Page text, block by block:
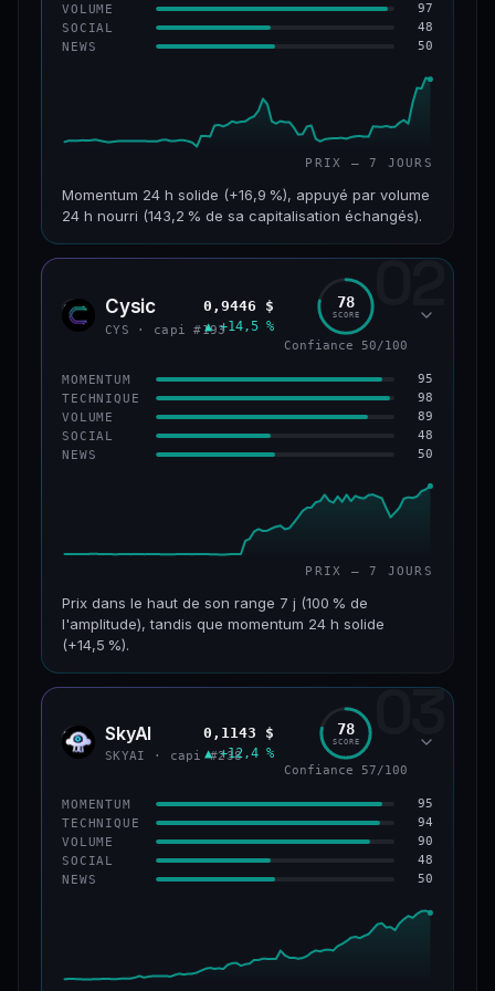
VOLUME 97
SOCIAL 48
NEWS 50
PRIX — 7 JOURS
Momentum 24 h solide (+16,9 %), appuyé par volume
24 h nourri (143,2 % de sa capitalisation échangés).
CAP. MARCHÉ VOLUME 24 H
VAR. 7 J VAR. 30 J
−10,2 %
VS ATH
−42,1 %
CONFIANCE 43/100
02
CYS Cysic
CYS · capi #193
0,9446 $
▲ +14,5 %
78
SCORE
Confiance 50/100
MOMENTUM 95
TECHNIQUE 98
VOLUME 89
SOCIAL 48
NEWS 50
PRIX — 7 JOURS
Prix dans le haut de son range 7 j (100 % de
l'amplitude), tandis que momentum 24 h solide
(+14,5 %).
CAP. MARCHÉ VOLUME 24 H
VAR. 7 J VAR. 30 J
+211,4 %
VS ATH
−3,2 % #193
CONFIANCE 50/100
03
SKYA SkyAI
SKYAI · capi #238
0,1143 $
▲ +12,4 %
78
SCORE
Confiance 57/100
MOMENTUM 95
TECHNIQUE 94
VOLUME 90
SOCIAL 48
NEWS 50